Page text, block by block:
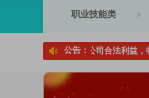
职业技能类 >
公告：
员权益及我公司合法利益，特此提